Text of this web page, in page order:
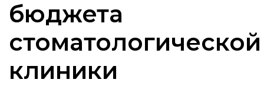
бюджета
стоматологической
клиники